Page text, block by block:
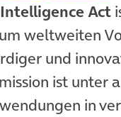
Act
weltweiten
und
ist unter
in